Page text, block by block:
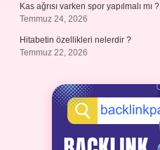
Kas ağrısı varken spor yapılmalı mı ?
Temmuz 24, 2026
Hitabetin özellikleri nelerdir ?
Temmuz 22, 2026